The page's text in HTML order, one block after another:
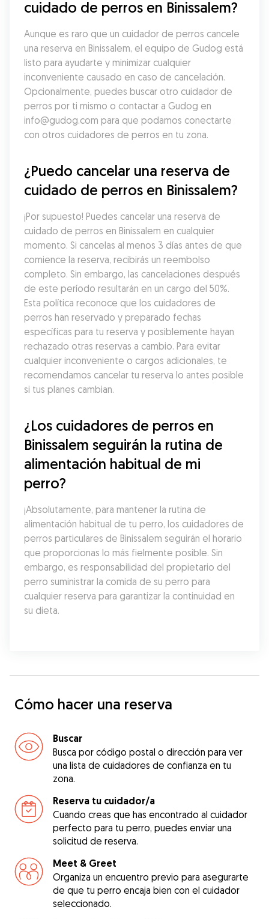
cuidado de perros en Binissalem?
Aunque es raro que un cuidador de perros cancele
una reserva en Binissalem, el equipo de Gudog está
listo para ayudarte y minimizar cualquier
inconveniente causado en caso de cancelación.
Opcionalmente, puedes buscar otro cuidador de
perros por ti mismo o contactar a Gudog en
info@gudog.com para que podamos conectarte
con otros cuidadores de perros en tu zona.
¿Puedo cancelar una reserva de
cuidado de perros en Binissalem?
¡Por supuesto! Puedes cancelar una reserva de
cuidado de perros en Binissalem en cualquier
momento. Si cancelas al menos 3 días antes de que
comience la reserva, recibirás un reembolso
completo. Sin embargo, las cancelaciones después
de este período resultarán en un cargo del 50%.
Esta política reconoce que los cuidadores de
perros han reservado y preparado fechas
específicas para tu reserva y posiblemente hayan
rechazado otras reservas a cambio. Para evitar
cualquier inconveniente o cargos adicionales, te
recomendamos cancelar tu reserva lo antes posible
si tus planes cambian.
¿Los cuidadores de perros en
Binissalem seguirán la rutina de
alimentación habitual de mi
perro?
¡Absolutamente, para mantener la rutina de
alimentación habitual de tu perro, los cuidadores de
perros particulares de Binissalem seguirán el horario
que proporcionas lo más fielmente posible. Sin
embargo, es responsabilidad del propietario del
perro suministrar la comida de su perro para
cualquier reserva para garantizar la continuidad en
su dieta.
Cómo hacer una reserva
Buscar
Busca por código postal o dirección para ver
una lista de cuidadores de confianza en tu
zona.
Reserva tu cuidador/a
Cuando creas que has encontrado al cuidador
perfecto para tu perro, puedes enviar una
solicitud de reserva.
Meet & Greet
Organiza un encuentro previo para asegurarte
de que tu perro encaja bien con el cuidador
seleccionado.